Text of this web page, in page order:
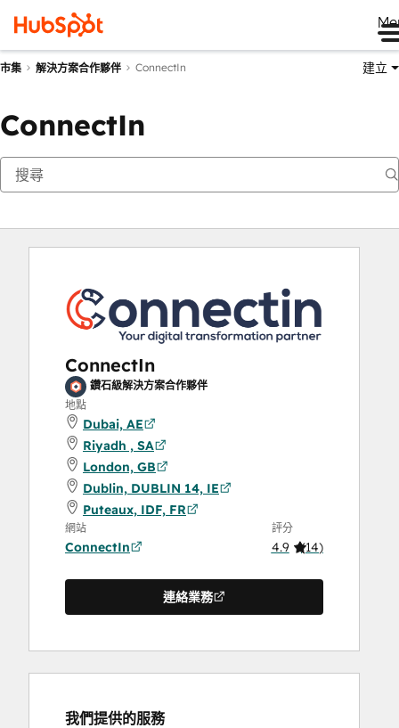
市集 解決方案合作夥伴 ConnectIn 建立
ConnectIn
ConnectIn
鑽石級解決方案合作夥伴
地點
Dubai, AE
Riyadh , SA
London, GB
Dublin, DUBLIN 14, IE
Puteaux, IDF, FR
網站
ConnectIn
評分
4.9 (14)
連絡業務
我們提供的服務